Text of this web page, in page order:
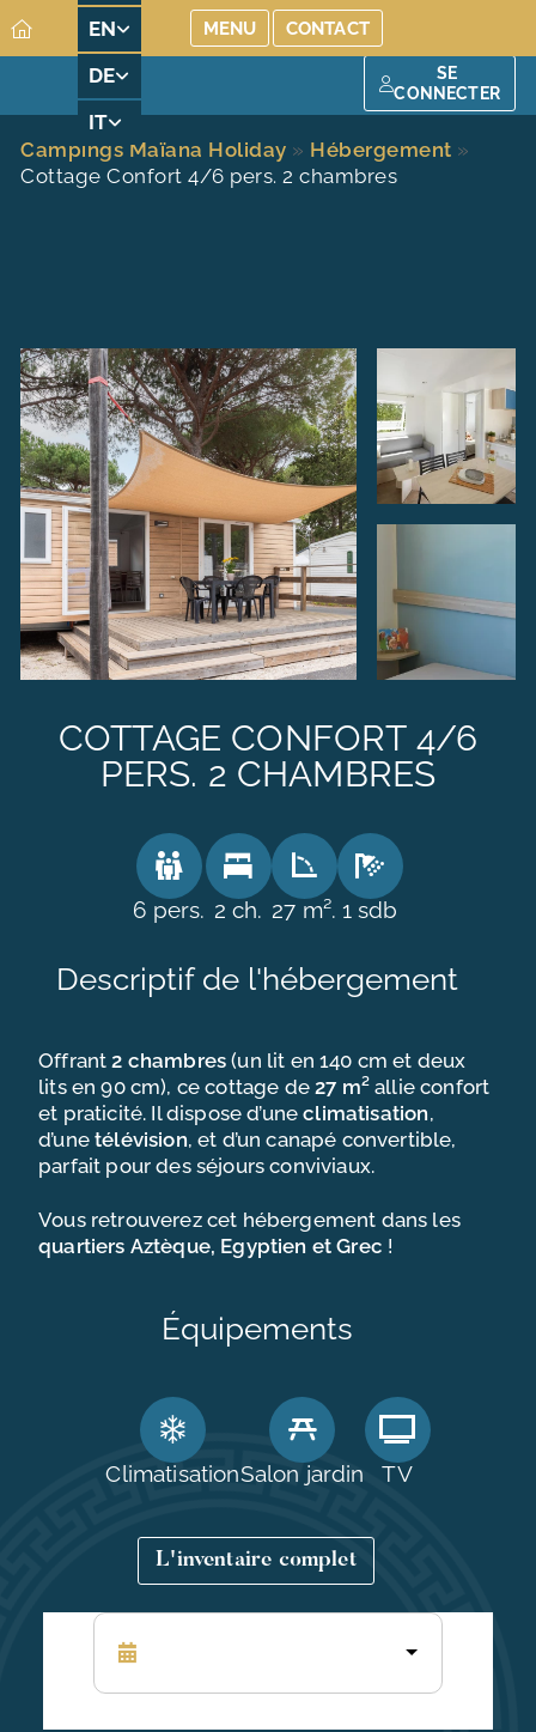
EN
DE
IT
MENU CONTACT
L’EXPERIENCE MAÏANA HOLIDAYS
NOS CAMPINGS RESORT
NOS OFFRES
TOURISME EN OCCITANIE
NOUS CONTACTER
MENU
camping
MAÏANA RESORT
ESPACE AQUATIQUE
ACTIVITÉS ET ANIMATIONS
SE
CONNECTER
Campings Maïana Holiday » Hébergement »
Cottage Confort 4/6 pers. 2 chambres
COTTAGE CONFORT 4/6
PERS. 2 CHAMBRES
6 pers. 2 ch. 27 m². 1 sdb
Descriptif de l'hébergement
Offrant2 chambres (un lit en 140 cm et deux
lits en 90 cm), ce cottage de27 m²allie confort
et praticité. Il dispose d’uneclimatisation,
d’unetélévision, et d’un canapé convertible,
parfait pour des séjours conviviaux.
Vous retrouverez cet hébergement dans les
quartiers Aztèque, Egyptien et Grec !
Équipements
ClimatisationSalon jardin TV
L'inventaire complet